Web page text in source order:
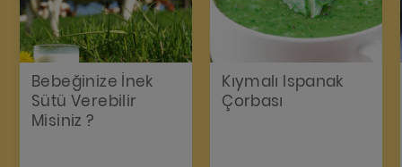
Bebeğinize İnek
Sütü Verebilir
Misiniz ?
Kıymalı Ispanak
Çorbası